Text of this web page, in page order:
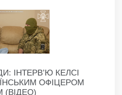
ІНТЕРВ’Ю КЕЛСІ
ОФІЦЕРОМ
(ВІДЕО)